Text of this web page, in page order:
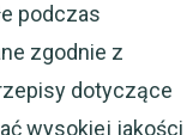
podczas
zgodnie z
dotyczące
wysokiej jakości